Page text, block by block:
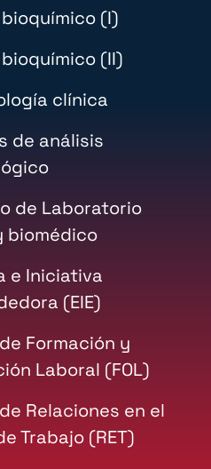
(I)
(II)
clínica
de análisis
de Laboratorio
biomédico
e Iniciativa
(EIE)
Formación y
Laboral (FOL)
Relaciones en el
Trabajo (RET)